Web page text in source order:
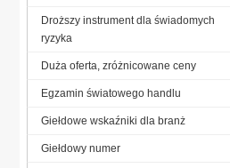
Droższy instrument dla świadomych
ryzyka
Duża oferta, zróżnicowane ceny
Egzamin światowego handlu
Giełdowe wskaźniki dla branż
Giełdowy numer